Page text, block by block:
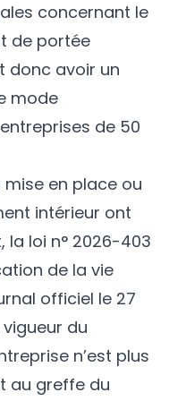
concernant le
de portée
donc avoir un
mode
de 50
en place ou
intérieur ont
la loi n° 2026-403
de la vie
officiel le 27
du
n’est plus
au greffe du